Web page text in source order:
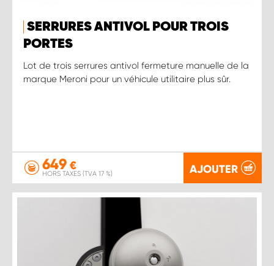
SERRURES ANTIVOL POUR TROIS
PORTES
Lot de trois serrures antivol fermeture manuelle de la
marque Meroni pour un véhicule utilitaire plus sûr.
649 €
HORS TAXES (TVA 17 %) AJOUTER